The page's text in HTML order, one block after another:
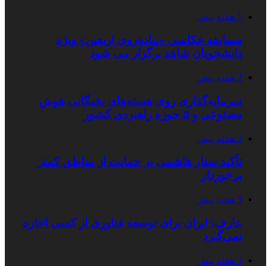
1 هفته پیش
مسابقه عکاسی «پیاده‌روی اربعین» ویژه
دانشجویان شاهد برگزار می شود
2 هفته پیش
سرمایه‌گذاری روی هسته‌های نخبگانی هوش
مصنوعی و ۵ حوزه راهبردی کشور
2 هفته پیش
تأکید ستار هاشمی بر حمایت از مناطق کمتر
برخوردار
3 هفته پیش
عارف: ایران برای توسعه فناوری از کسی اجازه
نمی‌گیرد
3 هفته پیش